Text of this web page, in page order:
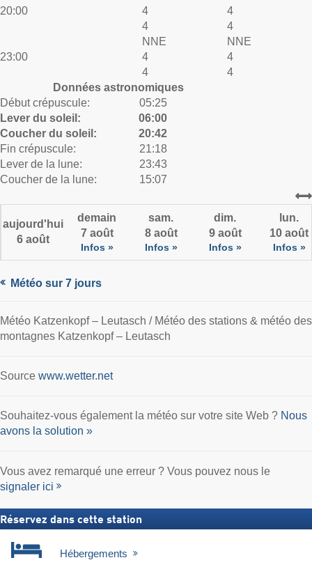
20:00
4
4
4
4
23:00
NNE
4
4
NNE
4
4
Données astronomiques
Début crépuscule:
Lever du soleil:
Coucher du soleil:
Fin crépuscule:
05:25
06:00
20:42
21:18
Lever de la lune:
Coucher de la lune:
23:43
15:07
aujourd'hui
6 août
demain
7 août
Infos »
sam.
8 août
Infos »
dim.
9 août
Infos »
lun.
10 août
Infos »
Météo sur 7 jours
Météo Katzenkopf – Leutasch / Météo des stations & météo des
montagnes Katzenkopf – Leutasch
Source www.wetter.net
Souhaitez-vous également la météo sur votre site Web ? Nous
avons la solution »
Vous avez remarqué une erreur ? Vous pouvez nous le
signaler ici
Réservez dans cette station
Hébergements